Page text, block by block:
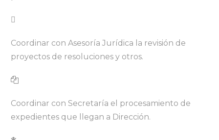
Coordinar con Asesoría Jurídica la revisión de
proyectos de resoluciones y otros.
Coordinar con Secretaría el procesamiento de
expedientes que llegan a Dirección.